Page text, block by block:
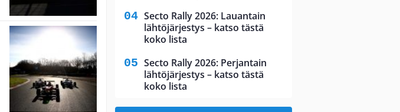
Secto Rally 2026: Lauantain
lähtöjärjestys – katso tästä
koko lista
Secto Rally 2026: Perjantain
lähtöjärjestys – katso tästä
koko lista